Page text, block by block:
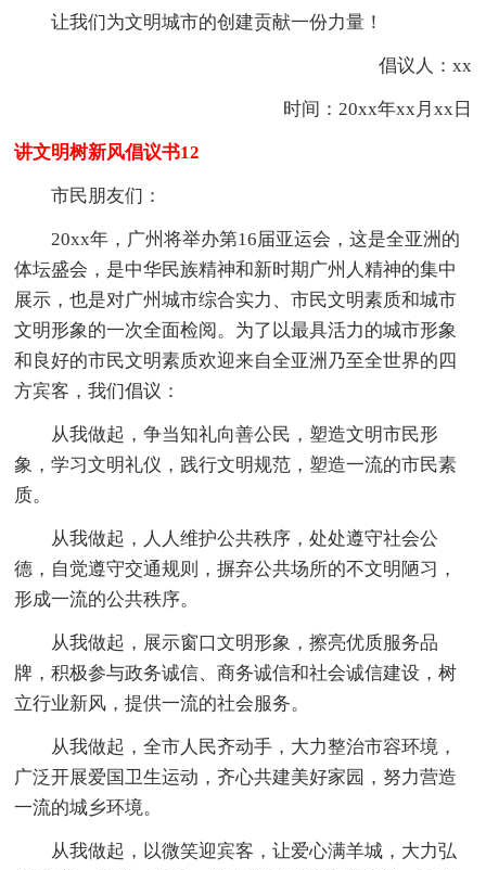
让我们为文明城市的创建贡献一份力量！
倡议人：xx
时间：20xx年xx月xx日
讲文明树新风倡议书12
市民朋友们：
20xx年，广州将举办第16届亚运会，这是全亚洲的
体坛盛会，是中华民族精神和新时期广州人精神的集中
展示，也是对广州城市综合实力、市民文明素质和城市
文明形象的一次全面检阅。为了以最具活力的城市形象
和良好的市民文明素质欢迎来自全亚洲乃至全世界的四
方宾客，我们倡议：
从我做起，争当知礼向善公民，塑造文明市民形
象，学习文明礼仪，践行文明规范，塑造一流的市民素
质。
从我做起，人人维护公共秩序，处处遵守社会公
德，自觉遵守交通规则，摒弃公共场所的不文明陋习，
形成一流的公共秩序。
从我做起，展示窗口文明形象，擦亮优质服务品
牌，积极参与政务诚信、商务诚信和社会诚信建设，树
立行业新风，提供一流的社会服务。
从我做起，全市人民齐动手，大力整治市容环境，
广泛开展爱国卫生运动，齐心共建美好家园，努力营造
一流的城乡环境。
从我做起，以微笑迎宾客，让爱心满羊城，大力弘